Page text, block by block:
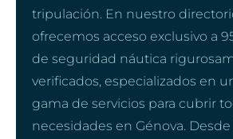
tripulación. En nuestro
ofrecemos acceso exclusivo a
de seguridad náutica
verificados, especializados en
gama de servicios para cubrir
necesidades en Génova. Desde